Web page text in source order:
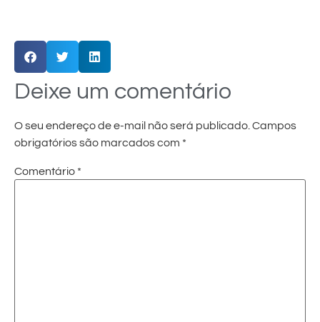
Deixe um comentário
O seu endereço de e-mail não será publicado.Campos
obrigatórios são marcados com *
Comentário *